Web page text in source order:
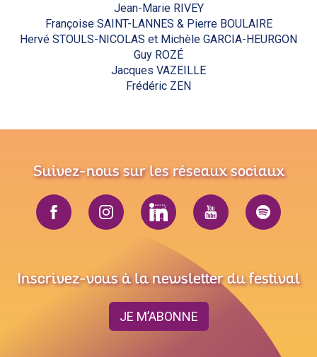
Jean-Marie RIVEY
Françoise SAINT-LANNES & Pierre BOULAIRE
Hervé STOULS-NICOLAS et Michèle GARCIA-HEURGON
Guy ROZÉ
Jacques VAZEILLE
Frédéric ZEN
Suivez-nous sur les réseaux sociaux
Inscrivez-vous à la newsletter du festival
JE M’ABONNE